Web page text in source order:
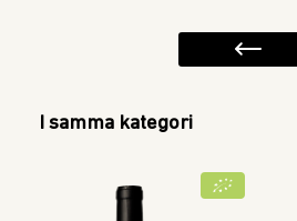
I samma kategori